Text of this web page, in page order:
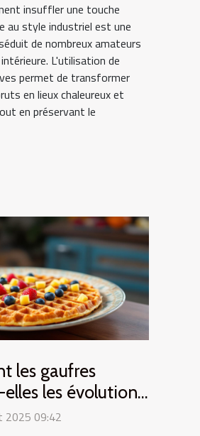
insuffler une touche
au style industriel est une
de nombreux amateurs
L'utilisation de
permet de transformer
en lieux chaleureux et
en préservant le
les gaufres
les évolutions
?
2025 09:42